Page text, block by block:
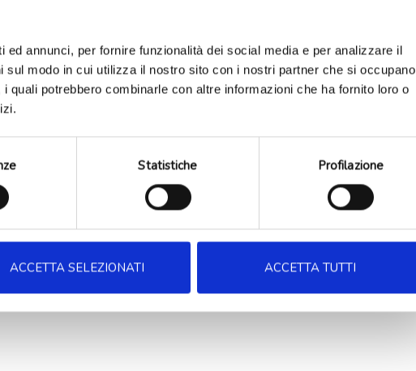
annunci, per fornire funzionalità dei social media e per analizzare il
modo in cui utilizza il nostro sito con i nostri partner che si occupano
quali potrebbero combinarle con altre informazioni che ha fornito loro o
Statistiche Profilazione
ACCETTA SELEZIONATI ACCETTA TUTTI